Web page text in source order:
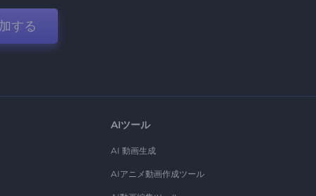
する
AIツール
AI 動画生成
AIアニメ動画作成ツール